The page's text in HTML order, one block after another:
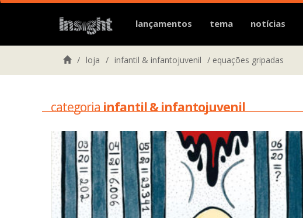
lançamentos tema notícias
/ loja / infantil & infantojuvenil / equações gripadas
categoriainfantil & infantojuvenil